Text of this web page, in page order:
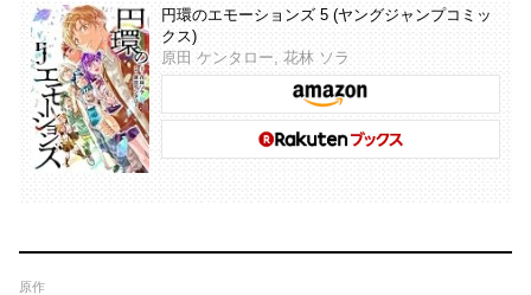
円環のエモーションズ 5 (ヤングジャンプコミッ
クス)
原田 ケンタロー, 花林 ソラ
原作